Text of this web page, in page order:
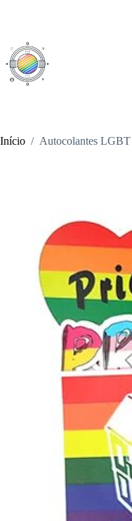
conteúdo
Início / Autocolantes LGBT